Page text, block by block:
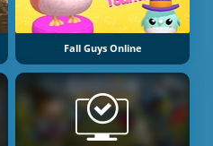
Fall Guys Online